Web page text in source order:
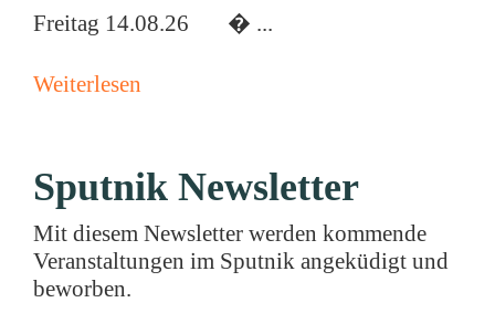
Freitag 14.08.26 � ...
Weiterlesen
Sputnik Newsletter
Mit diesem Newsletter werden kommende
Veranstaltungen im Sputnik angeküdigt und
beworben.